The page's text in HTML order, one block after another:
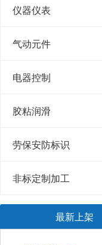
仪器仪表
气动元件
电器控制
胶粘润滑
劳保安防标识
非标定制加工
最新上架